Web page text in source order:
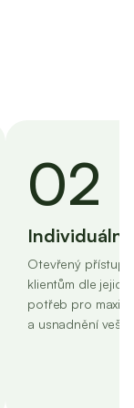
02
Individuální
Otevřený přístup
klientům dle
potřeb pro
a usnadnění